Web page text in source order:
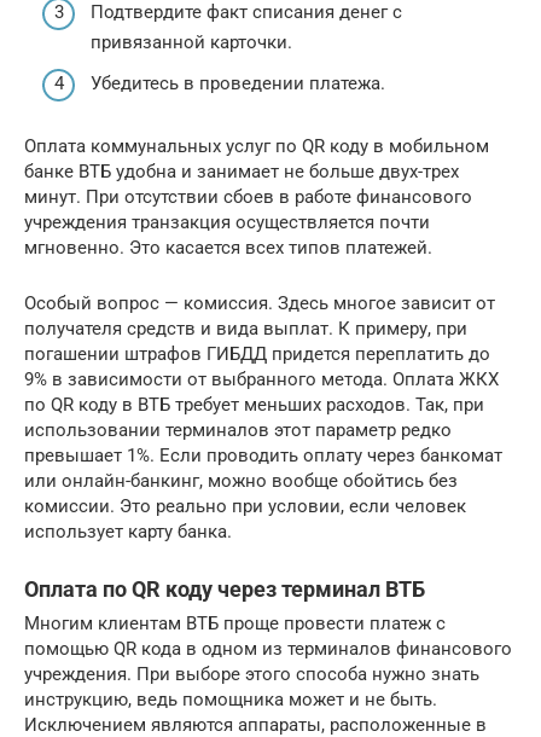
Подтвердите факт списания денег с
привязанной карточки.
Убедитесь в проведении платежа.
Оплата коммунальных услуг по QR коду в мобильном
банке ВТБ удобна и занимает не больше двух-трех
минут. При отсутствии сбоев в работе финансового
учреждения транзакция осуществляется почти
мгновенно. Это касается всех типов платежей.
Особый вопрос — комиссия. Здесь многое зависит от
получателя средств и вида выплат. К примеру, при
погашении штрафов ГИБДД придется переплатить до
9% в зависимости от выбранного метода. Оплата ЖКХ
по QR коду в ВТБ требует меньших расходов. Так, при
использовании терминалов этот параметр редко
превышает 1%. Если проводить оплату через банкомат
или онлайн-банкинг, можно вообще обойтись без
комиссии. Это реально при условии, если человек
использует карту банка.
Оплата по QR коду через терминал ВТБ
Многим клиентам ВТБ проще провести платеж с
помощью QR кода в одном из терминалов финансового
учреждения. При выборе этого способа нужно знать
инструкцию, ведь помощника может и не быть.
Исключением являются аппараты, расположенные в